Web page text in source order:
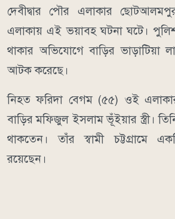
দেবীদ্বার পৌর এলাকার
এলাকায় এই ভয়াবহ ঘটনা ঘটে।
থাকার অভিযোগে বাড়ির ভাড়াটিয়া
আটক করেছে।
নিহত ফরিদা বেগম (৫৫) ওই
বাড়ির মফিজুল ইসলাম ভূঁইয়ার স্ত্রী।
থাকতেন। তাঁর স্বামী চট্টগ্রামে
রয়েছেন।